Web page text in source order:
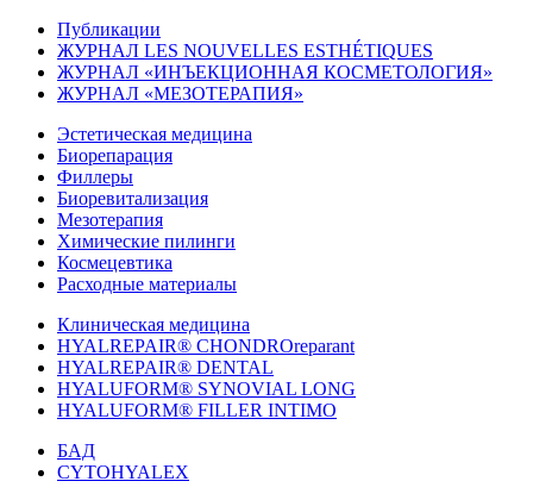
Публикации
ЖУРНАЛ LES NOUVELLES ESTHÉTIQUES
ЖУРНАЛ «ИНЪЕКЦИОННАЯ КОСМЕТОЛОГИЯ»
ЖУРНАЛ «МЕЗОТЕРАПИЯ»
Эстетическая медицина
Биорепарация
Филлеры
Биоревитализация
Мезотерапия
Химические пилинги
Космецевтика
Расходные материалы
Клиническая медицина
HYALREPAIR® CHONDROreparant
HYALREPAIR® DENTAL
HYALUFORM® SYNOVIAL LONG
HYALUFORM® FILLER INTIMO
БАД
CYTOHYALEX